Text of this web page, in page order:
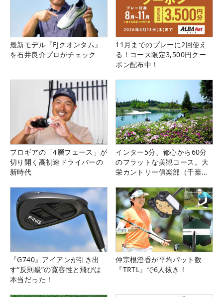
最新モデル『FJクオンタム』
を石井良介プロがチェック
11月までのプレーに2回使え
る！コース限定3,500円クー
ポン配布中！
プロギアの「4層フェース」が
切り開く高初速ドライバーの
新時代
インター5分、都心から60分
のフラットな美観コース。大
栄カントリー俱楽部（千葉
『G740』アイアンが引き出
す“反則級”の寛容性と飛びは
本当だった！
仲宗根澄香が平均パット数
『TRTL』で6人抜き！